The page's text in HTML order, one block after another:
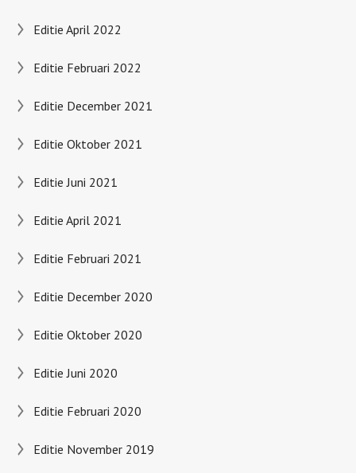
Editie April 2022
Editie Februari 2022
Editie December 2021
Editie Oktober 2021
Editie Juni 2021
Editie April 2021
Editie Februari 2021
Editie December 2020
Editie Oktober 2020
Editie Juni 2020
Editie Februari 2020
Editie November 2019